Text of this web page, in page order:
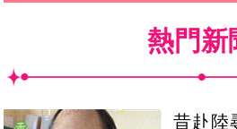
熱門新
昔赴